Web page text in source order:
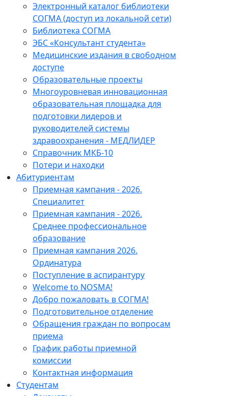
Электронный каталог библиотеки
СОГМА (доступ из локальной сети)
Библиотека СОГМА
ЭБС «Консультант студента»
Медицинские издания в свободном
доступе
Образовательные проекты
Многоуровневая инновационная
образовательная площадка для
подготовки лидеров и
руководителей системы
здравоохранения - МЕДЛИДЕР
Справочник МКБ-10
Потери и находки
Абитуриентам
Приемная кампания - 2026.
Специалитет
Приемная кампания - 2026.
Среднее профессиональное
образование
Приемная кампания 2026.
Ординатура
Поступление в аспирантуру
Welcome to NOSMA!
Добро пожаловать в СОГМА!
Подготовительное отделение
Обращения граждан по вопросам
приема
График работы приемной
комиссии
Контактная информация
Студентам